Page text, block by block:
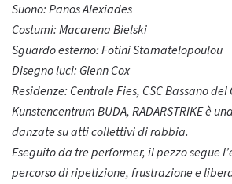
Suono: Panos Alexiades
Costumi: Macarena Bielski
Sguardo esterno: Fotini Stamatelopoulou
Disegno luci: Glenn Cox
Residenze: Centrale Fies, CSC Bassano
Kunstencentrum BUDA, RADARSTRIKE è
danzate su atti collettivi di rabbia.
Eseguito da tre performer, il pezzo segue
percorso di ripetizione, frustrazione e